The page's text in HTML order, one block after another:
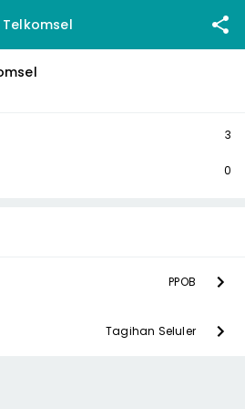
3
0
PPOB
Tagihan Seluler